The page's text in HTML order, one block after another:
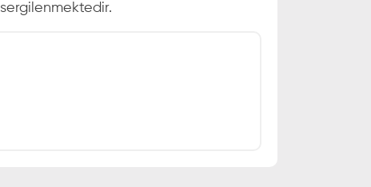
sergilenmektedir.